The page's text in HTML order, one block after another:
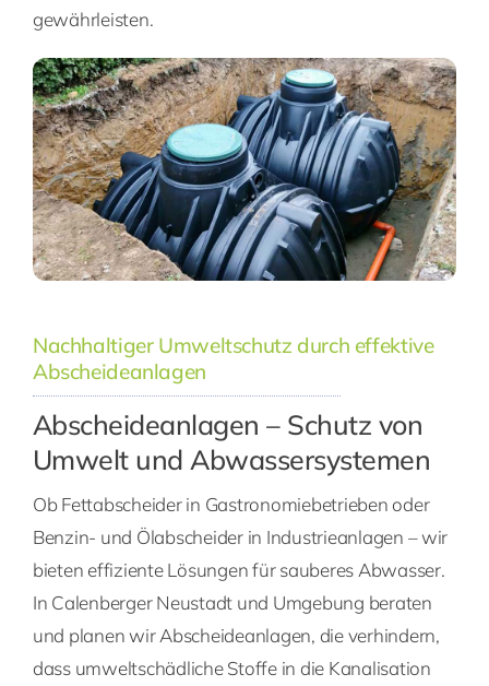
gewährleisten.
Nachhaltiger Umweltschutz durch effektive
Abscheideanlagen
Abscheideanlagen – Schutz von
Umwelt und Abwassersystemen
Ob Fettabscheider in Gastronomiebetrieben oder
Benzin- und Ölabscheider in Industrieanlagen – wir
bieten effiziente Lösungen für sauberes Abwasser.
In Calenberger Neustadt und Umgebung beraten
und planen wir Abscheideanlagen, die verhindern,
dass umweltschädliche Stoffe in die Kanalisation